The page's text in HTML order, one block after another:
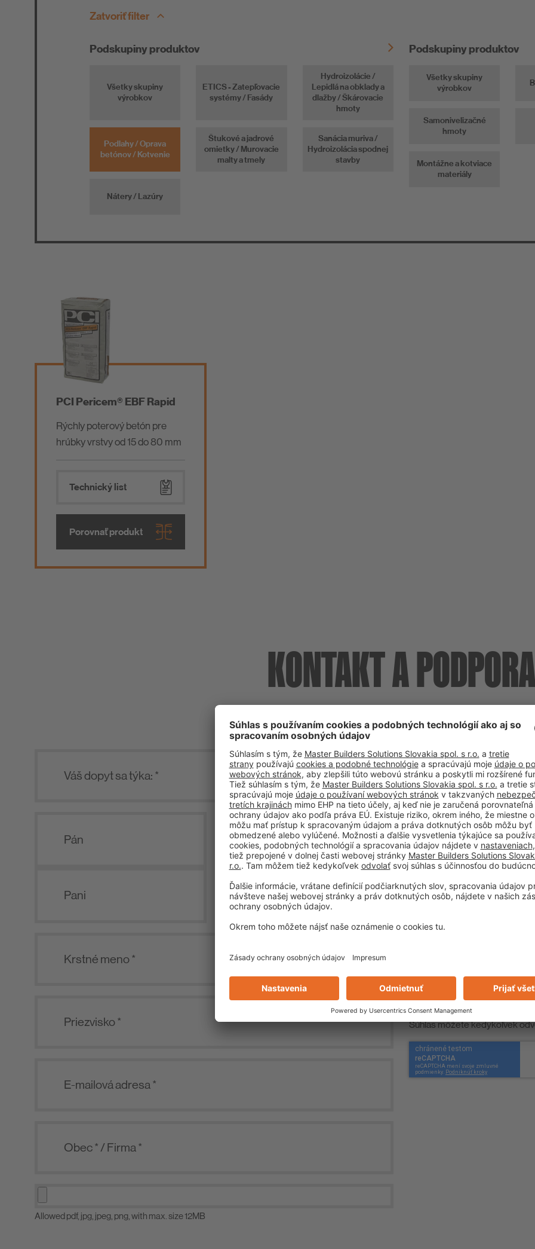
Zatvoriť filter
Podskupiny produktov
Všetky skupiny
výrobkov
ETICS - Zatepľovacie
systémy / Fasády
Hydroizolácie /
Lepidlá na obklady a
dlažby / Škárovacie
hmoty
Podlahy / Oprava
betónov / Kotvenie
Štukové a jadrové
omietky / Murovacie
malty a tmely
Sanácia muriva /
Hydroizolácia spodnej
stavby
Nátery / Lazúry
Podskupiny produktov
Všetky skupiny
výrobkov
Samonivelizačné
hmoty
Montážne a kotviace
materiály
PCI Pericem® EBF Rapid
Rýchly poterový betón pre
hrúbky vrstvy od 15 do 80 mm
Technický list
Porovnať produkt
KONTAKT A PODPORA
Pán
Pani
Allowed pdf, jpg, jpeg, png, with max. size 12MB
Informácie o spracovaní
Súhlas môžete kedykoľvek